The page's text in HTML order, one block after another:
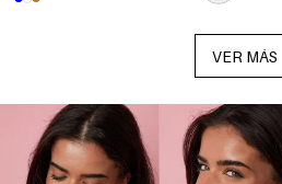
VER MÁS